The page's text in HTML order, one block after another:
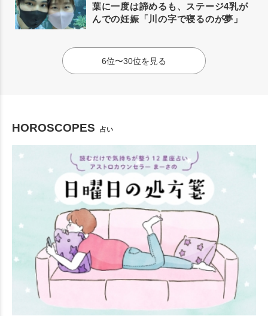
葉に一度は諦めるも、ステージ4乳が
んでの妊娠「川の字で寝るのが夢」
6位〜30位を見る
HOROSCOPES 占い